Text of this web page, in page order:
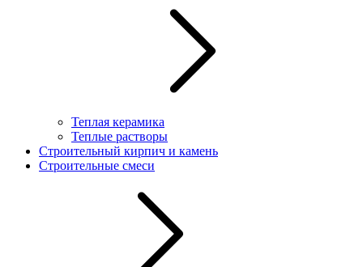
Теплая керамика
Теплые растворы
Строительный кирпич и камень
Строительные смеси